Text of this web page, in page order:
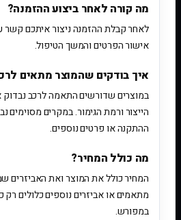
מה קורה לאחר ביצוע ההזמנה?
לאחר קבלת ההזמנה ניצור איתכם קשר
אישור הפרטים והמשך הטיפול.
איך בודקים שהמוצר מתאים
במוצרים שדורשים התאמה לרכב נבדוק
הייצור ורמת הגימור. במקרים מסוימים
ההתקנה או פרטים נוספים.
מה כולל המחיר?
המחיר כולל את המוצר ואת האביזרים
מתאמים או אביזרים נוספים כלולים
במפורש.